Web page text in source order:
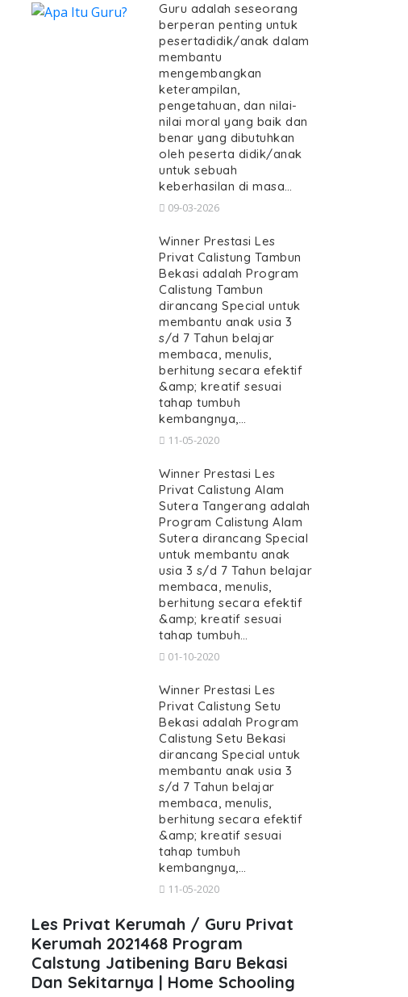
Guru adalah seseorang
berperan penting untuk
pesertadidik/anak dalam
membantu
mengembangkan
keterampilan,
pengetahuan, dan nilai-
nilai moral yang baik dan
benar yang dibutuhkan
oleh peserta didik/anak
untuk sebuah
keberhasilan di masa…
09-03-2026
Winner Prestasi Les
Privat Calistung Tambun
Bekasi adalah Program
Calistung Tambun
dirancang Special untuk
membantu anak usia 3
s/d 7 Tahun belajar
membaca, menulis,
berhitung secara efektif
&amp; kreatif sesuai
tahap tumbuh
kembangnya,…
11-05-2020
Winner Prestasi Les
Privat Calistung Alam
Sutera Tangerang adalah
Program Calistung Alam
Sutera dirancang Special
untuk membantu anak
usia 3 s/d 7 Tahun belajar
membaca, menulis,
berhitung secara efektif
&amp; kreatif sesuai
tahap tumbuh…
01-10-2020
Winner Prestasi Les
Privat Calistung Setu
Bekasi adalah Program
Calistung Setu Bekasi
dirancang Special untuk
membantu anak usia 3
s/d 7 Tahun belajar
membaca, menulis,
berhitung secara efektif
&amp; kreatif sesuai
tahap tumbuh
kembangnya,…
11-05-2020
Les Privat Kerumah / Guru Privat
Kerumah 2021468 Program
Calstung Jatibening Baru Bekasi
Dan Sekitarnya | Home Schooling